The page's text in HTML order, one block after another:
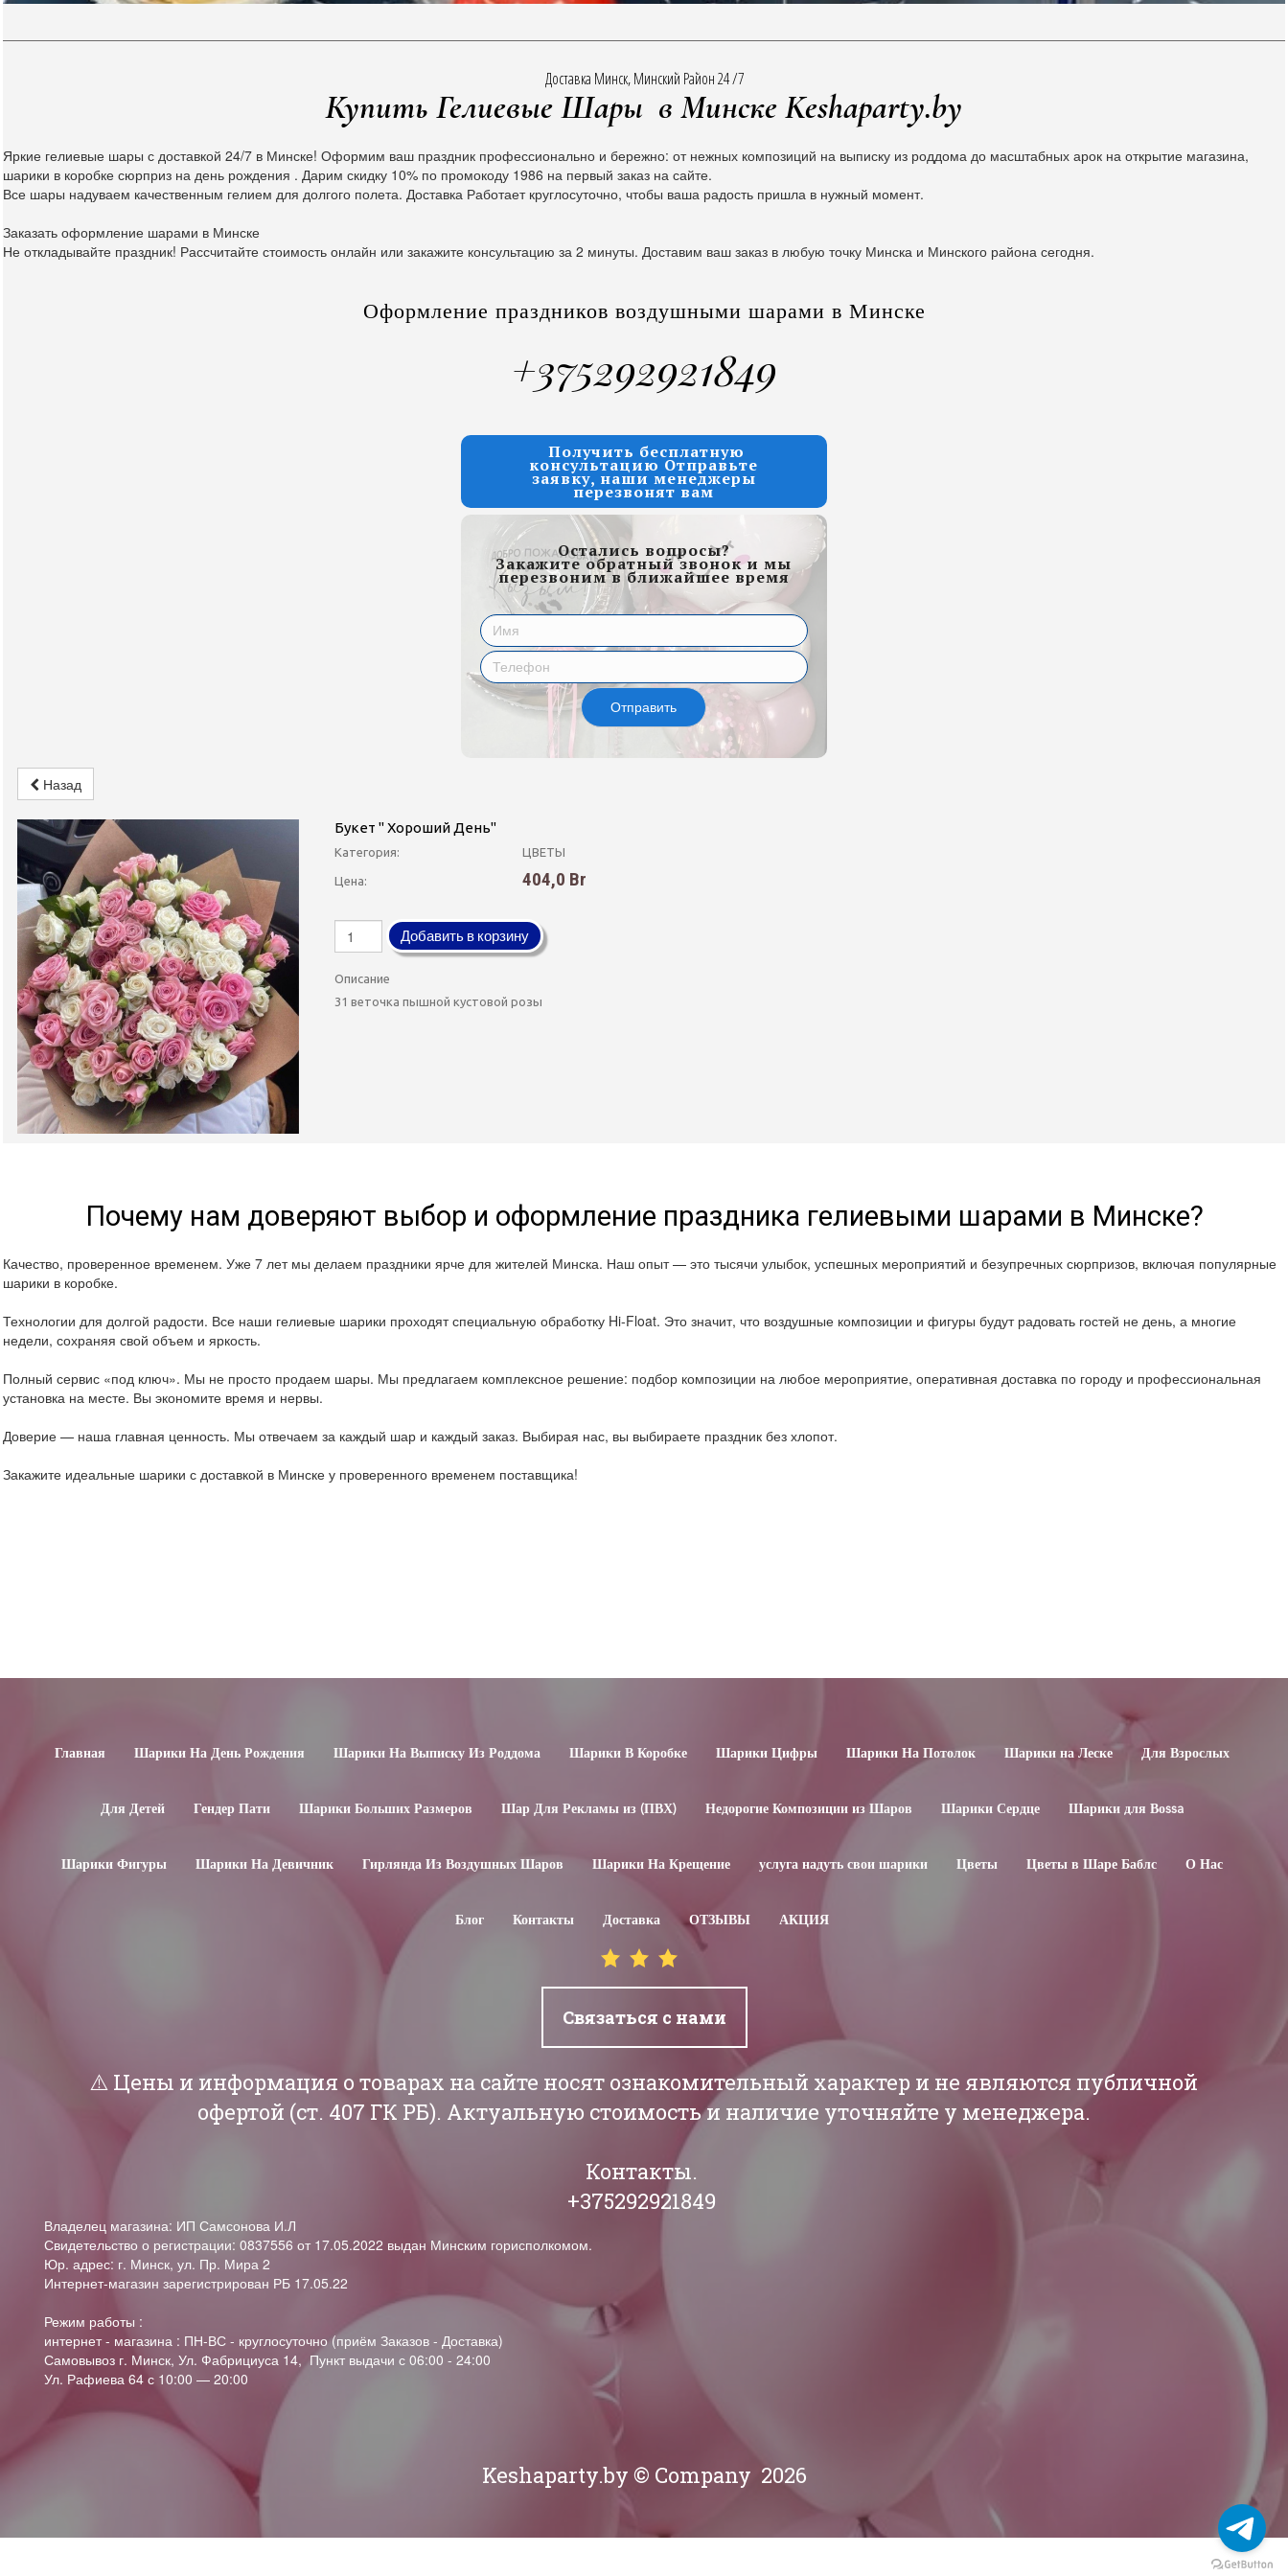
Доставка Минск, Минский Район 24 /7
Купить Гелиевые Шары в Минске Keshaparty.by
Яркие гелиевые шары с доставкой 24/7 в Минске! Оформим ваш праздник профессионально и бережно: от нежных композиций на выписку из роддома до масштабных арок на открытие магазина,
шарики в коробке сюрприз на день рождения . Дарим скидку 10% по промокоду 1986 на первый заказ на сайте.
Все шары надуваем качественным гелием для долгого полета. Доставка Работает круглосуточно, чтобы ваша радость пришла в нужный момент.
Заказать оформление шарами в Минске
Не откладывайте праздник! Рассчитайте стоимость онлайн или закажите консультацию за 2 минуты. Доставим ваш заказ в любую точку Минска и Минского района сегодня.
Оформление праздников воздушными шарами в Минске
+375292921849
Получить бесплатную
консультацию Отправьте
заявку, наши менеджеры
перезвонят вам
Остались вопросы?
Закажите обратный звонок и мы
перезвоним в ближайшее время
Отправить
Назад
Букет " Хороший День"
Категория: ЦВЕТЫ
Цена: 404,0 Br
Добавить в корзину
Описание
31 веточка пышной кустовой розы
Почему нам доверяют выбор и оформление праздника гелиевыми шарами в Минске?
Качество, проверенное временем. Уже 7 лет мы делаем праздники ярче для жителей Минска. Наш опыт — это тысячи улыбок, успешных мероприятий и безупречных сюрпризов, включая популярные
шарики в коробке.
Технологии для долгой радости. Все наши гелиевые шарики проходят специальную обработку Hi-Float. Это значит, что воздушные композиции и фигуры будут радовать гостей не день, а многие
недели, сохраняя свой объем и яркость.
Полный сервис «под ключ». Мы не просто продаем шары. Мы предлагаем комплексное решение: подбор композиции на любое мероприятие, оперативная доставка по городу и профессиональная
установка на месте. Вы экономите время и нервы.
Доверие — наша главная ценность. Мы отвечаем за каждый шар и каждый заказ. Выбирая нас, вы выбираете праздник без хлопот.
Закажите идеальные шарики с доставкой в Минске у проверенного временем поставщика!
Главная Шарики На День Рождения Шарики На Выписку Из Роддома Шарики В Коробке Шарики Цифры Шарики На Потолок Шарики на Леске Для Взрослых
Для Детей Гендер Пати Шарики Больших Размеров Шар Для Рекламы из (ПВХ) Недорогие Композиции из Шаров Шарики Сердце Шарики для Воssa
Шарики Фигуры Шарики На Девичник Гирлянда Из Воздушных Шаров Шарики На Крещение услуга надуть свои шарики Цветы Цветы в Шаре Баблс О Нас
Блог Контакты Доставка ОТЗЫВЫ АКЦИЯ
Связаться с нами
⚠️ Цены и информация о товарах на сайте носят ознакомительный характер и не являются публичной
офертой (ст. 407 ГК РБ). Актуальную стоимость и наличие уточняйте у менеджера.
Контакты.
+375292921849
Владелец магазина: ИП Самсонова И.Л
Свидетельство о регистрации: 0837556 от 17.05.2022 выдан Минским горисполкомом.
Юр. адрес: г. Минск, ул. Пр. Мира 2
Интернет-магазин зарегистрирован РБ 17.05.22
Режим работы :
интернет - магазина : ПН-ВС - круглосуточно (приём Заказов - Доставка)
Самовывоз г. Минск, Ул. Фабрициуса 14, Пункт выдачи с 06:00 - 24:00
Ул. Рафиева 64 с 10:00 — 20:00
Keshaparty.by © Company 2026